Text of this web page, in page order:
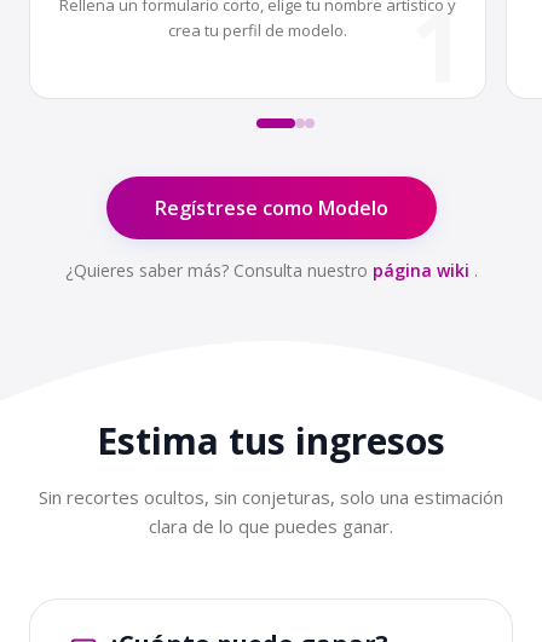
crea tu perfil de modelo.
1
Regístrese como Modelo
¿Quieres saber más? Consulta nuestro página wiki .
Estima tus ingresos
Sin recortes ocultos, sin conjeturas, solo una estimación
clara de lo que puedes ganar.